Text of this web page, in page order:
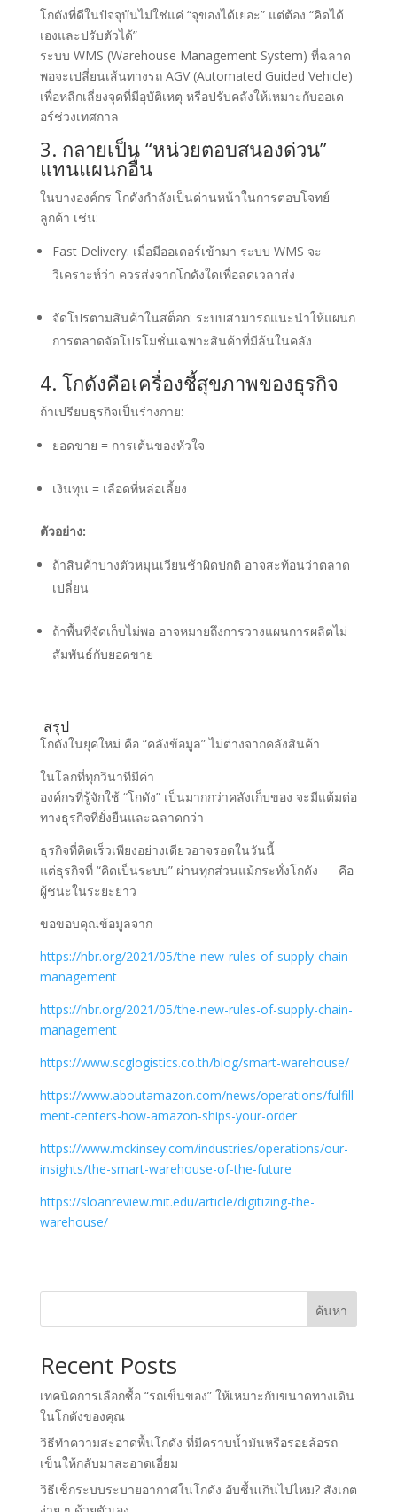
โกดังที่ดีในปัจจุบันไม่ใช่แค่ “จุของได้เยอะ” แต่ต้อง “คิดได้
เองและปรับตัวได้”
ระบบ WMS (Warehouse Management System) ที่ฉลาด
พอจะเปลี่ยนเส้นทางรถ AGV (Automated Guided Vehicle)
เพื่อหลีกเลี่ยงจุดที่มีอุบัติเหตุ หรือปรับคลังให้เหมาะกับออเด
อร์ช่วงเทศกาล
3. กลายเป็น “หน่วยตอบสนองด่วน”
แทนแผนกอื่น
ในบางองค์กร โกดังกำลังเป็นด่านหน้าในการตอบโจทย์
ลูกค้า เช่น:
Fast Delivery: เมื่อมีออเดอร์เข้ามา ระบบ WMS จะ
วิเคราะห์ว่า ควรส่งจากโกดังใดเพื่อลดเวลาส่ง
จัดโปรตามสินค้าในสต็อก: ระบบสามารถแนะนำให้แผนก
การตลาดจัดโปรโมชั่นเฉพาะสินค้าที่มีล้นในคลัง
4. โกดังคือเครื่องชี้สุขภาพของธุรกิจ
ถ้าเปรียบธุรกิจเป็นร่างกาย:
ยอดขาย = การเต้นของหัวใจ
เงินทุน = เลือดที่หล่อเลี้ยง
ตัวอย่าง:
ถ้าสินค้าบางตัวหมุนเวียนช้าผิดปกติ อาจสะท้อนว่าตลาด
เปลี่ยน
ถ้าพื้นที่จัดเก็บไม่พอ อาจหมายถึงการวางแผนการผลิตไม่
สัมพันธ์กับยอดขาย
สรุป
โกดังในยุคใหม่ คือ “คลังข้อมูล” ไม่ต่างจากคลังสินค้า
ในโลกที่ทุกวินาทีมีค่า
องค์กรที่รู้จักใช้ “โกดัง” เป็นมากกว่าคลังเก็บของ จะมีแต้มต่อ
ทางธุรกิจที่ยั่งยืนและฉลาดกว่า
ธุรกิจที่คิดเร็วเพียงอย่างเดียวอาจรอดในวันนี้
แต่ธุรกิจที่ “คิดเป็นระบบ” ผ่านทุกส่วนแม้กระทั่งโกดัง — คือ
ผู้ชนะในระยะยาว
ขอขอบคุณข้อมูลจาก
https://hbr.org/2021/05/the-new-rules-of-supply-chain-
management
https://hbr.org/2021/05/the-new-rules-of-supply-chain-
management
https://www.scglogistics.co.th/blog/smart-warehouse/
https://www.aboutamazon.com/news/operations/fulfill
ment-centers-how-amazon-ships-your-order
https://www.mckinsey.com/industries/operations/our-
insights/the-smart-warehouse-of-the-future
https://sloanreview.mit.edu/article/digitizing-the-
warehouse/
ค้นหา
Recent Posts
เทคนิคการเลือกซื้อ “รถเข็นของ” ให้เหมาะกับขนาดทางเดิน
ในโกดังของคุณ
วิธีทำความสะอาดพื้นโกดัง ที่มีคราบน้ำมันหรือรอยล้อรถ
เข็นให้กลับมาสะอาดเอี่ยม
วิธีเช็กระบบระบายอากาศในโกดัง อับชื้นเกินไปไหม? สังเกต